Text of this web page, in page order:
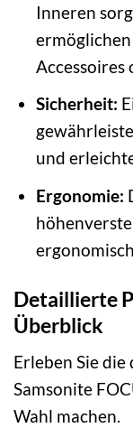
Inneren
Accessoires
Sicherheit:
und
Ergonomie:
Detaillierte
Überblick
Erleben Sie
Samsonite
Wahl machen.